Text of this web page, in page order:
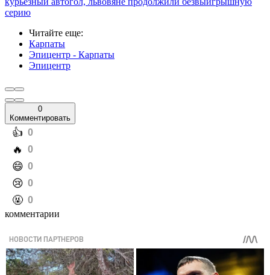
серию
Читайте еще:
Карпаты
Эпицентр - Карпаты
Эпицентр
0
Комментировать
️👍 0
️🔥 0
️😄 0
️😢 0
️🤬 0
комментарии